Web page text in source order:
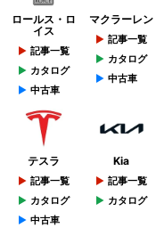
ロールス・ロ
イス
記事一覧
カタログ
中古車
マクラーレン
記事一覧
カタログ
中古車
テスラ
記事一覧
カタログ
中古車
Kia
記事一覧
カタログ